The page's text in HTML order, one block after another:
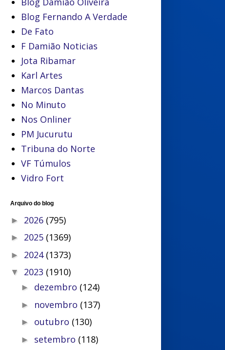
Blog Fernando A Verdade
De Fato
F Damião Noticias
Jota Ribamar
Karl Artes
Marcos Dantas
No Minuto
Nos Onliner
PM Jucurutu
Tribuna do Norte
VF Túmulos
Vidro Fort
Arquivo do blog
► 2026 (795)
► 2025 (1369)
► 2024 (1373)
▼ 2023 (1910)
► dezembro (124)
► novembro (137)
► outubro (130)
► setembro (118)